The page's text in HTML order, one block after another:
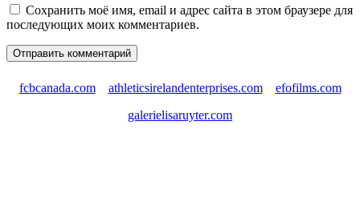
Сохранить моё имя, email и адрес сайта в этом браузере для
последующих моих комментариев.
fcbcanada.com athleticsirelandenterprises.com
efofilms.com
galerielisaruyter.com